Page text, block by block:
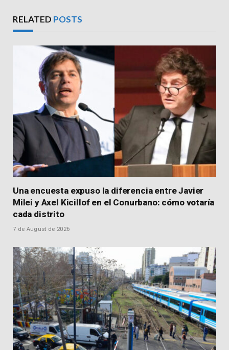
RELATED POSTS
Una encuesta expuso la diferencia entre Javier
Milei y Axel Kicillof en el Conurbano: cómo votaría
cada distrito
7 de August de 2026